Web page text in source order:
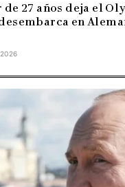
27 años deja el
en